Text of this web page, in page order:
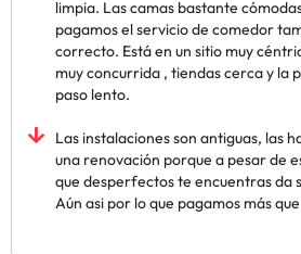
limpia. Las camas bastante
pagamos el servicio de comedor
correcto. Está en un sitio muy
muy concurrida , tiendas cerca y la
paso lento.
Las instalaciones son antiguas, las
una renovación porque a pesar de
que desperfectos te encuentras da
Aún asi por lo que pagamos más